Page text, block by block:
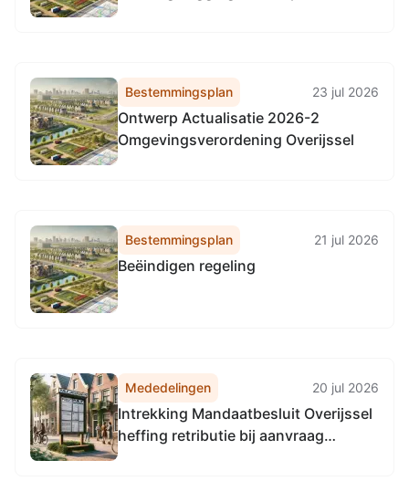
Bestemmingsplan 23 jul 2026
Ontwerp Actualisatie 2026-2
Omgevingsverordening Overijssel
Bestemmingsplan 21 jul 2026
Beëindigen regeling
Mededelingen 20 jul 2026
Intrekking Mandaatbesluit Overijssel
heffing retributie bij aanvraag